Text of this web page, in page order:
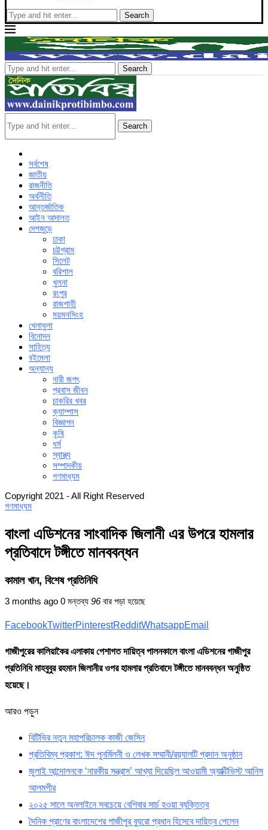
Search
Search
Search
সর্বশেষ
জাতীয়
রাজনীতি
অর্থনীতি
আন্তর্জাতিক
আইন আদালত
দেশজুড়ে
ঢাকা
চট্টগ্রাম
সিলেট
বরিশাল
খুলনা
রংপুর
রাজশাহী
ময়মনসিংহ
খেলাধুলা
বিনোদন
সাহিত্য
বইমেলা
অন্যান্য
নারী জগৎ
প্রবাস জীবন
চাকরির খবর
ক্যাম্পাস
বিজ্ঞাপন
কৃষি
ধর্ম
স্বাস্থ্য
সম্পাদকীয়
গণমাধ্যম
Copyright 2021 - All Right Reserved
গণমাধ্যম
বাংলা এডিশনের সাংবাদিক জিলানী এর উপরে হামলার
প্রতিবাদে টঙ্গীতে মানববন্ধন
কামাল খান, বিশেষ প্রতিনিধি
3 months ago 0 মন্তব্য 96বার পড়া হয়েছে
FacebookTwitterPinterestRedditWhatsappEmail
গাজীপুরের কালিয়াকৈর এলাকায় পেশাগত দায়িত্ব পালনকালে বাংলা এডিশনের গাজীপুর
প্রতিনিধি মাহবুবুর রহমান জিলানীর ওপর হামলার প্রতিবাদে টঙ্গীতে মানববন্ধন অনুষ্ঠিত
হয়েছে।
আরও পড়ুন
বিটিভির নতুন মহাপরিচালক কাজী জেসিন
প্রতিবিম্ব প্রকাশ: ঈদ পুনর্মিলনী ও লেখক সম্মানী/রয়্যালটি প্রদান অনুষ্ঠান
জুলাই আন্দোলনকে ‘নারকীয় সন্ত্রাস’ আখ্যা দিয়েছিল আওয়ামী অ্যাক্টিভিস্ট আনিস
আলমগীর
২০২৫ সালে অনলাইনে সবচেয়ে বেশিবার সার্চ হওয়া ব্যক্তিত্ব
দৈনিক প্রাণের বাংলাদেশের গাজীপুর ব্যুরো প্রধান হিসেবে দায়িত্ব পেলেন